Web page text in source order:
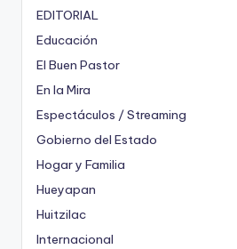
EDITORIAL
Educación
El Buen Pastor
En la Mira
Espectáculos / Streaming
Gobierno del Estado
Hogar y Familia
Hueyapan
Huitzilac
Internacional